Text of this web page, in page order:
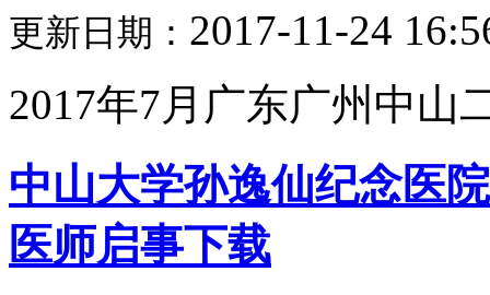
更新日期： 2017-11-24
2017年7月广东广州中山
中山大学孙逸仙纪念医
医师启事下载